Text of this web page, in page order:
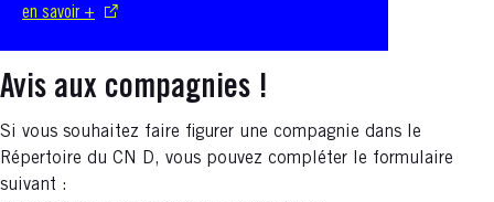
en savoir +
Avis aux compagnies !
Si vous souhaitez faire figurer une compagnie dans le
Répertoire du CN D, vous pouvez compléter le formulaire
suivant :